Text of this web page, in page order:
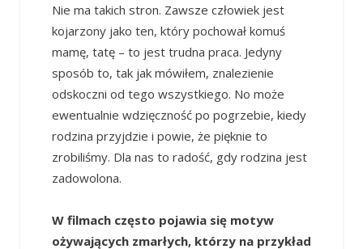
Nie ma takich stron. Zawsze człowiek jest
kojarzony jako ten, który pochował komuś
mamę, tatę – to jest trudna praca. Jedyny
sposób to, tak jak mówiłem, znalezienie
odskoczni od tego wszystkiego. No może
ewentualnie wdzięczność po pogrzebie, kiedy
rodzina przyjdzie i powie, że pięknie to
zrobiliśmy. Dla nas to radość, gdy rodzina jest
zadowolona.
W filmach często pojawia się motyw
ożywających zmarłych, którzy na przykład